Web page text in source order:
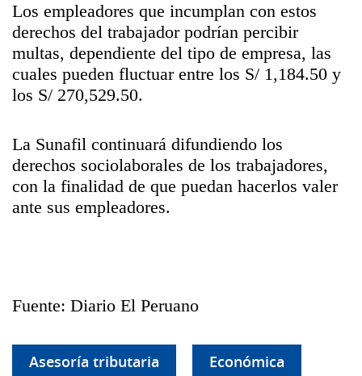
Los empleadores que incumplan con estos
derechos del trabajador podrían percibir
multas, dependiente del tipo de empresa, las
cuales pueden fluctuar entre los S/ 1,184.50 y
los S/ 270,529.50.
La Sunafil continuará difundiendo los
derechos sociolaborales de los trabajadores,
con la finalidad de que puedan hacerlos valer
ante sus empleadores.
Fuente: Diario El Peruano
Asesoría tributaria Económica